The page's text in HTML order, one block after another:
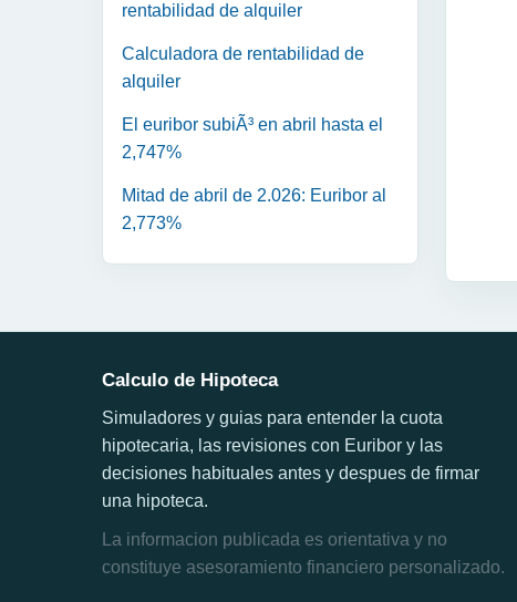
rentabilidad de alquiler
Calculadora de rentabilidad de
alquiler
El euribor subiÃ³ en abril hasta el
2,747%
Mitad de abril de 2.026: Euribor al
2,773%
Calculo de Hipoteca
Simuladores y guias para entender la cuota
hipotecaria, las revisiones con Euribor y las
decisiones habituales antes y despues de firmar
una hipoteca.
La informacion publicada es orientativa y no
constituye asesoramiento financiero personalizado.